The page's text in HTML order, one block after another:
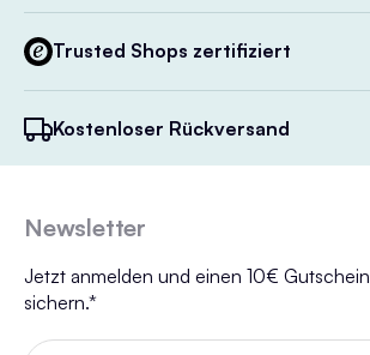
Trusted Shops zertifiziert
Kostenloser Rückversand
Newsletter
Jetzt anmelden und einen 10€ Gutschein
sichern.*